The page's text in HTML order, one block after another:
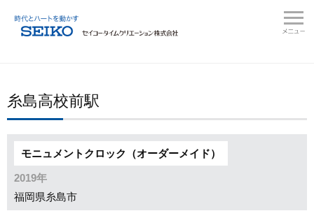
糸島高校前駅
モニュメントクロック（オーダーメイド）
2019年
福岡県糸島市